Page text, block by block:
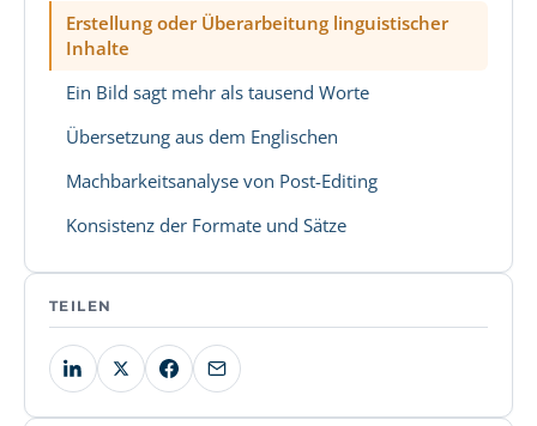
Erstellung oder Überarbeitung linguistischer
Inhalte
Ein Bild sagt mehr als tausend Worte
Übersetzung aus dem Englischen
Machbarkeitsanalyse von Post-Editing
Konsistenz der Formate und Sätze
TEILEN